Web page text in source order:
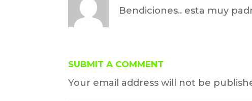
Bendiciones.. esta muy
SUBMIT A COMMENT
Your email address will not be